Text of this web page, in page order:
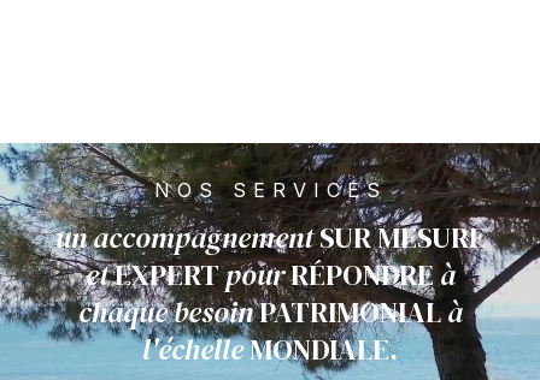
NOS SERVICES
un accompagnementSUR MESURE
etEXPERTpourRÉPONDREà
chaque besoinPATRIMONIALà
l'échelleMONDIALE.